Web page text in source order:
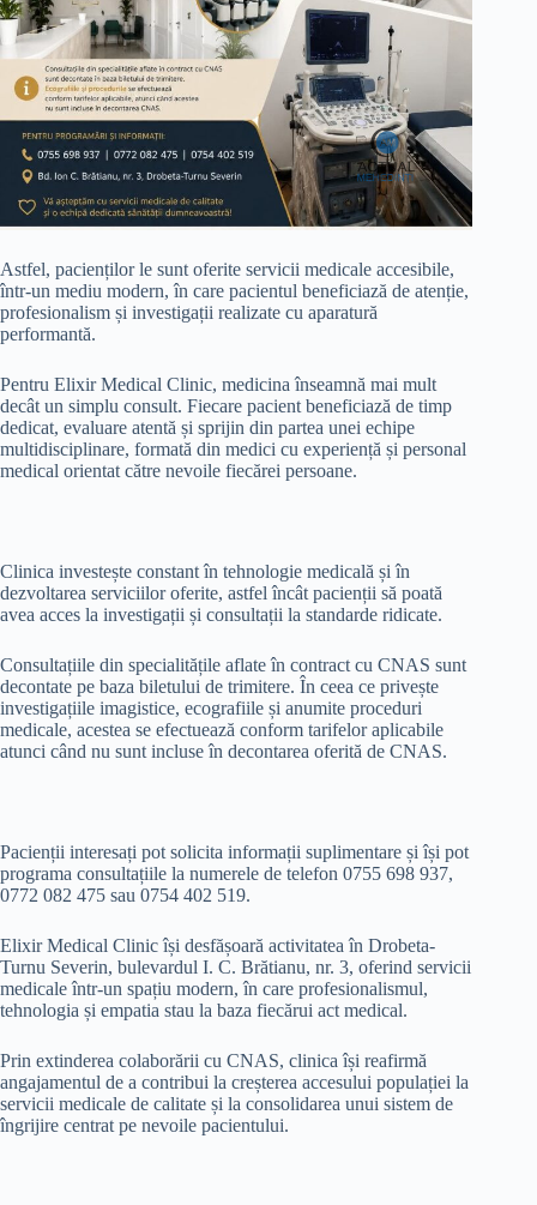
Astfel, pacienților le sunt oferite servicii medicale accesibile,
într-un mediu modern, în care pacientul beneficiază de atenție,
profesionalism și investigații realizate cu aparatură
performantă.
Pentru Elixir Medical Clinic, medicina înseamnă mai mult
decât un simplu consult. Fiecare pacient beneficiază de timp
dedicat, evaluare atentă și sprijin din partea unei echipe
multidisciplinare, formată din medici cu experiență și personal
medical orientat către nevoile fiecărei persoane.
Clinica investește constant în tehnologie medicală și în
dezvoltarea serviciilor oferite, astfel încât pacienții să poată
avea acces la investigații și consultații la standarde ridicate.
Consultațiile din specialitățile aflate în contract cu CNAS sunt
decontate pe baza biletului de trimitere. În ceea ce privește
investigațiile imagistice, ecografiile și anumite proceduri
medicale, acestea se efectuează conform tarifelor aplicabile
atunci când nu sunt incluse în decontarea oferită de CNAS.
Pacienții interesați pot solicita informații suplimentare și își pot
programa consultațiile la numerele de telefon 0755 698 937,
0772 082 475 sau 0754 402 519.
Elixir Medical Clinic își desfășoară activitatea în Drobeta-
Turnu Severin, bulevardul I. C. Brătianu, nr. 3, oferind servicii
medicale într-un spațiu modern, în care profesionalismul,
tehnologia și empatia stau la baza fiecărui act medical.
Prin extinderea colaborării cu CNAS, clinica își reafirmă
angajamentul de a contribui la creșterea accesului populației la
servicii medicale de calitate și la consolidarea unui sistem de
îngrijire centrat pe nevoile pacientului.